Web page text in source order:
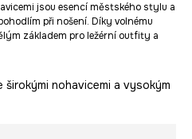
jsou esencí městského stylu a
při nošení. Díky volnému
základem pro ležérní outfity a
nohavicemi a vysokým